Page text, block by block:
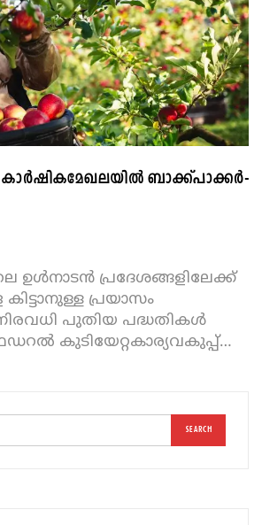
ബാക്ക്പാക്കര്‍-
ഉള്‍നാടന്‍ പ്രദേശങ്ങളിലേക്ക്
പ്രയാസം
പുതിയ പദ്ധതികള്‍
കുടിയേറ്റകാര്യവകുപ്പ്…